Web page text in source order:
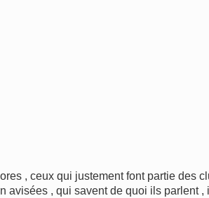
, ceux qui justement font partie des
avisées , qui savent de quoi ils parlent ,